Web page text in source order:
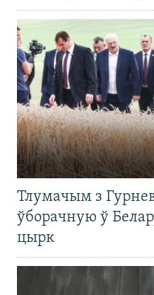
Тлумачым з
ўборачную ў
цырк